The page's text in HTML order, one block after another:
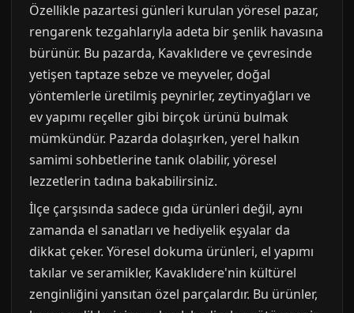
Özellikle pazartesi günleri kurulan yöresel pazar,
rengarenk tezgahlarıyla adeta bir şenlik havasına
bürünür. Bu pazarda, Kavaklıdere ve çevresinde
yetişen taptaze sebze ve meyveler, doğal
yöntemlerle üretilmiş peynirler, zeytinyağları ve
ev yapımı reçeller gibi birçok ürünü bulmak
mümkündür. Pazarda dolaşırken, yerel halkın
samimi sohbetlerine tanık olabilir, yöresel
lezzetlerin tadına bakabilirsiniz.
İlçe çarşısında sadece gıda ürünleri değil, aynı
zamanda el sanatları ve hediyelik eşyalar da
dikkat çeker. Yöresel dokuma ürünleri, el yapımı
takılar ve seramikler, Kavaklıdere'nin kültürel
zenginliğini yansıtan özel parçalardır. Bu ürünler,